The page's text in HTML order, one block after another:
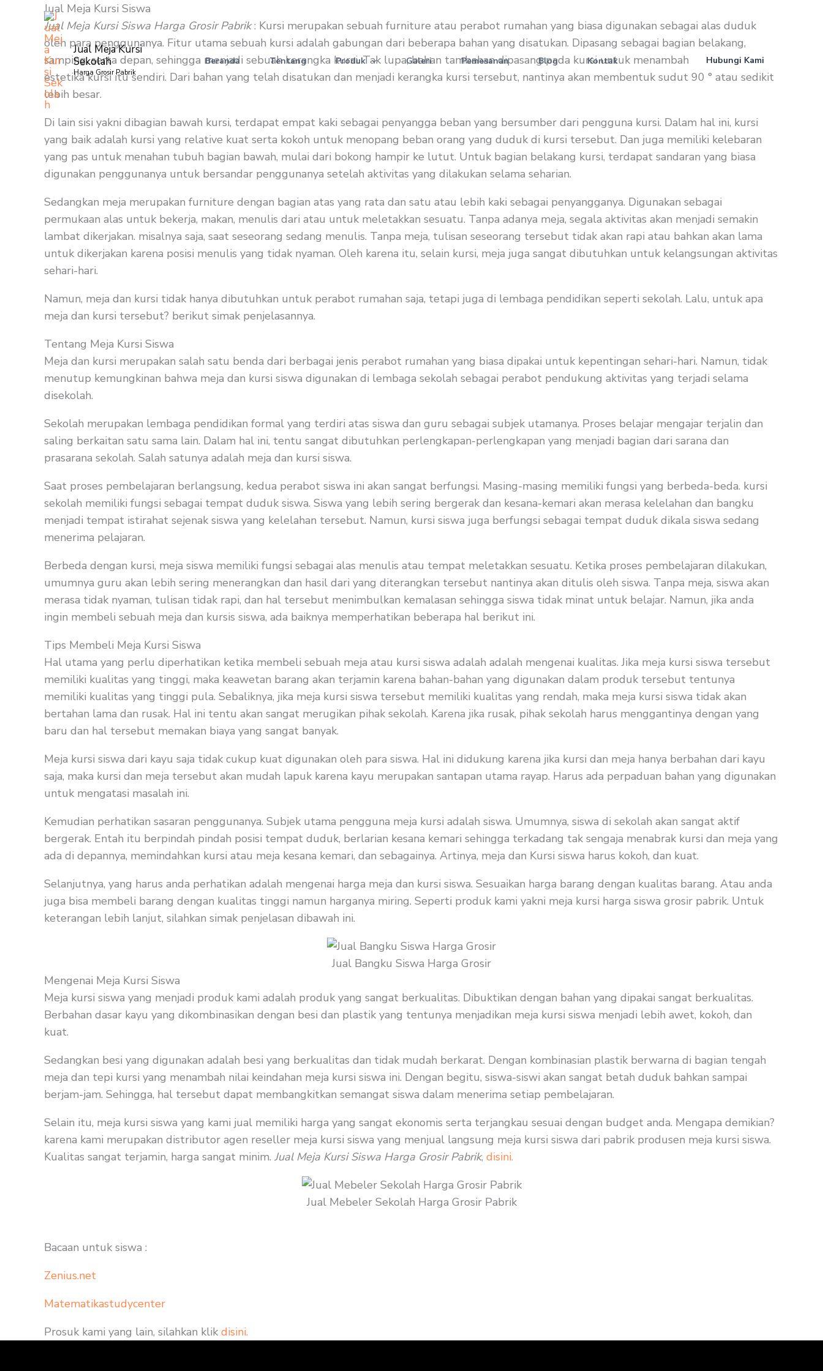
Jual Meja Kursi
Sekolah
Harga Grosir Pabrik
Beranda Tentang Produk Galeri Pemesanan Blog Kontak Hubungi Kami
Jual Meja Kursi Siswa
Jual Meja Kursi Siswa Harga Grosir Pabrik: Kursi merupakan sebuah furniture atau perabot rumahan yang biasa digunakan sebagai alas duduk
oleh para penggunanya. Fitur utama sebuah kursi adalah gabungan dari beberapa bahan yang disatukan. Dipasang sebagai bagian belakang,
samping, serta depan, sehingga menjadi sebuah kerangka kursi. Tak lupa, bahan tambahan dipasang pada kursi untuk menambah nilai fungsi dan
estetika kursi itu sendiri. Dari bahan yang telah disatukan dan menjadi kerangka kursi tersebut, nantinya akan membentuk sudut 90 ° atau sedikit
lebih besar.
Di lain sisi yakni dibagian bawah kursi, terdapat empat kaki sebagai penyangga beban yang bersumber dari pengguna kursi. Dalam hal ini, kursi
yang baik adalah kursi yang relative kuat serta kokoh untuk menopang beban orang yang duduk di kursi tersebut. Dan juga memiliki kelebaran
yang pas untuk menahan tubuh bagian bawah, mulai dari bokong hampir ke lutut. Untuk bagian belakang kursi, terdapat sandaran yang biasa
digunakan penggunanya untuk bersandar penggunanya setelah aktivitas yang dilakukan selama seharian.
Sedangkan meja merupakan furniture dengan bagian atas yang rata dan satu atau lebih kaki sebagai penyangganya. Digunakan sebagai
permukaan alas untuk bekerja, makan, menulis dari atau untuk meletakkan sesuatu. Tanpa adanya meja, segala aktivitas akan menjadi semakin
lambat dikerjakan. misalnya saja, saat seseorang sedang menulis. Tanpa meja, tulisan seseorang tersebut tidak akan rapi atau bahkan akan lama
untuk dikerjakan karena posisi menulis yang tidak nyaman. Oleh karena itu, selain kursi, meja juga sangat dibutuhkan untuk kelangsungan aktivitas
sehari-hari.
Namun, meja dan kursi tidak hanya dibutuhkan untuk perabot rumahan saja, tetapi juga di lembaga pendidikan seperti sekolah. Lalu, untuk apa
meja dan kursi tersebut? berikut simak penjelasannya.
Tentang Meja Kursi Siswa
Meja dan kursi merupakan salah satu benda dari berbagai jenis perabot rumahan yang biasa dipakai untuk kepentingan sehari-hari. Namun, tidak
menutup kemungkinan bahwa meja dan kursi siswa digunakan di lembaga sekolah sebagai perabot pendukung aktivitas yang terjadi selama
disekolah.
Sekolah merupakan lembaga pendidikan formal yang terdiri atas siswa dan guru sebagai subjek utamanya. Proses belajar mengajar terjalin dan
saling berkaitan satu sama lain. Dalam hal ini, tentu sangat dibutuhkan perlengkapan-perlengkapan yang menjadi bagian dari sarana dan
prasarana sekolah. Salah satunya adalah meja dan kursi siswa.
Saat proses pembelajaran berlangsung, kedua perabot siswa ini akan sangat berfungsi. Masing-masing memiliki fungsi yang berbeda-beda. kursi
sekolah memiliki fungsi sebagai tempat duduk siswa. Siswa yang lebih sering bergerak dan kesana-kemari akan merasa kelelahan dan bangku
menjadi tempat istirahat sejenak siswa yang kelelahan tersebut. Namun, kursi siswa juga berfungsi sebagai tempat duduk dikala siswa sedang
menerima pelajaran.
Berbeda dengan kursi, meja siswa memiliki fungsi sebagai alas menulis atau tempat meletakkan sesuatu. Ketika proses pembelajaran dilakukan,
umumnya guru akan lebih sering menerangkan dan hasil dari yang diterangkan tersebut nantinya akan ditulis oleh siswa. Tanpa meja, siswa akan
merasa tidak nyaman, tulisan tidak rapi, dan hal tersebut menimbulkan kemalasan sehingga siswa tidak minat untuk belajar. Namun, jika anda
ingin membeli sebuah meja dan kursis siswa, ada baiknya memperhatikan beberapa hal berikut ini.
Tips Membeli Meja Kursi Siswa
Hal utama yang perlu diperhatikan ketika membeli sebuah meja atau kursi siswa adalah adalah mengenai kualitas. Jika meja kursi siswa tersebut
memiliki kualitas yang tinggi, maka keawetan barang akan terjamin karena bahan-bahan yang digunakan dalam produk tersebut tentunya
memiliki kualitas yang tinggi pula. Sebaliknya, jika meja kursi siswa tersebut memiliki kualitas yang rendah, maka meja kursi siswa tidak akan
bertahan lama dan rusak. Hal ini tentu akan sangat merugikan pihak sekolah. Karena jika rusak, pihak sekolah harus menggantinya dengan yang
baru dan hal tersebut memakan biaya yang sangat banyak.
Meja kursi siswa dari kayu saja tidak cukup kuat digunakan oleh para siswa. Hal ini didukung karena jika kursi dan meja hanya berbahan dari kayu
saja, maka kursi dan meja tersebut akan mudah lapuk karena kayu merupakan santapan utama rayap. Harus ada perpaduan bahan yang digunakan
untuk mengatasi masalah ini.
Kemudian perhatikan sasaran penggunanya. Subjek utama pengguna meja kursi adalah siswa. Umumnya, siswa di sekolah akan sangat aktif
bergerak. Entah itu berpindah pindah posisi tempat duduk, berlarian kesana kemari sehingga terkadang tak sengaja menabrak kursi dan meja yang
ada di depannya, memindahkan kursi atau meja kesana kemari, dan sebagainya. Artinya, meja dan Kursi siswa harus kokoh, dan kuat.
Selanjutnya, yang harus anda perhatikan adalah mengenai harga meja dan kursi siswa. Sesuaikan harga barang dengan kualitas barang. Atau anda
juga bisa membeli barang dengan kualitas tinggi namun harganya miring. Seperti produk kami yakni meja kursi harga siswa grosir pabrik. Untuk
keterangan lebih lanjut, silahkan simak penjelasan dibawah ini.
Jual Bangku Siswa Harga Grosir
Mengenai Meja Kursi Siswa
Meja kursi siswa yang menjadi produk kami adalah produk yang sangat berkualitas. Dibuktikan dengan bahan yang dipakai sangat berkualitas.
Berbahan dasar kayu yang dikombinasikan dengan besi dan plastik yang tentunya menjadikan meja kursi siswa menjadi lebih awet, kokoh, dan
kuat.
Sedangkan besi yang digunakan adalah besi yang berkualitas dan tidak mudah berkarat. Dengan kombinasian plastik berwarna di bagian tengah
meja dan tepi kursi yang menambah nilai keindahan meja kursi siswa ini. Dengan begitu, siswa-siswi akan sangat betah duduk bahkan sampai
berjam-jam. Sehingga, hal tersebut dapat membangkitkan semangat siswa dalam menerima setiap pembelajaran.
Selain itu, meja kursi siswa yang kami jual memiliki harga yang sangat ekonomis serta terjangkau sesuai dengan budget anda. Mengapa demikian?
karena kami merupakan distributor agen reseller meja kursi siswa yang menjual langsung meja kursi siswa dari pabrik produsen meja kursi siswa.
Kualitas sangat terjamin, harga sangat minim. Jual Meja Kursi Siswa Harga Grosir Pabrik, disini.
Jual Mebeler Sekolah Harga Grosir Pabrik
Bacaan untuk siswa :
Zenius.net
Matematikastudycenter
Prosuk kami yang lain, silahkan klik disini.